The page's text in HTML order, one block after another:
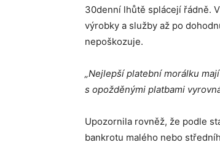
30denní lhůtě splácejí řádně.
výrobky a služby až po
nepoškozuje.
„Nejlepší platební morálku
s opožděnými platbami
Upozornila rovněž, že podle
bankrotu malého nebo